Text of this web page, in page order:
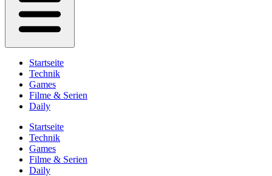
Startseite
Technik
Games
Filme & Serien
Daily
Startseite
Technik
Games
Filme & Serien
Daily